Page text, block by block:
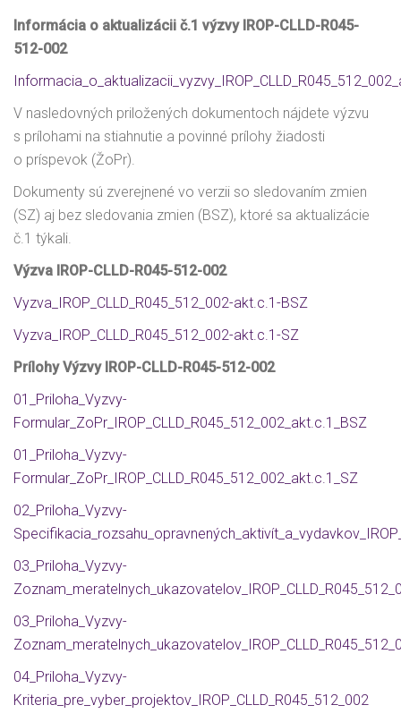
Informácia o aktualizácii č.1 výzvy IROP-CLLD-R045-
512-002
V nasledovných priložených dokumentoch nájdete výzvu
s prílohami na stiahnutie a povinné prílohy žiadosti
o príspevok (ŽoPr).
Dokumenty sú zverejnené vo verzii so sledovaním zmien
(SZ) aj bez sledovania zmien (BSZ), ktoré sa aktualizácie
č.1 týkali.
Výzva IROP-CLLD-R045-512-002
Vyzva_IROP_CLLD_R045_512_002-akt.c.1-BSZ
Vyzva_IROP_CLLD_R045_512_002-akt.c.1-SZ
Prílohy Výzvy IROP-CLLD-R045-512-002
01_Priloha_Vyzvy-
Formular_ZoPr_IROP_CLLD_R045_512_002_akt.c.1_BSZ
01_Priloha_Vyzvy-
Formular_ZoPr_IROP_CLLD_R045_512_002_akt.c.1_SZ
02_Priloha_Vyzvy-
03_Priloha_Vyzvy-
03_Priloha_Vyzvy-
04_Priloha_Vyzvy-
Kriteria_pre_vyber_projektov_IROP_CLLD_R045_512_002